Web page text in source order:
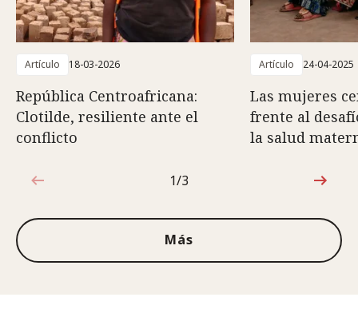
Artículo 18-03-2026
República Centroafricana:
Clotilde, resiliente ante el
conflicto
Artículo 24-04-2025
Las mujeres
frente al
la salud
1de3
1/3
Más